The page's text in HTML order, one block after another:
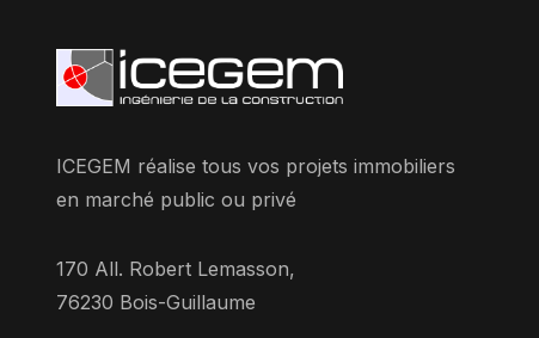
ICEGEM réalise tous vos projets immobiliers
en marché public ou privé
170 All. Robert Lemasson,
76230 Bois-Guillaume